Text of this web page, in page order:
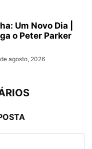
Um Novo Dia |
o Peter Parker
agosto, 2026